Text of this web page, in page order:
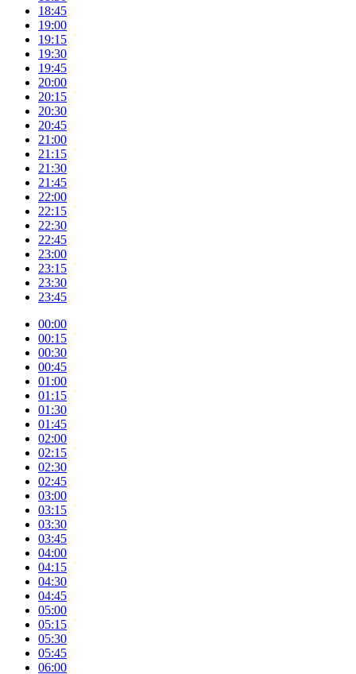
18:45
19:00
19:15
19:30
19:45
20:00
20:15
20:30
20:45
21:00
21:15
21:30
21:45
22:00
22:15
22:30
22:45
23:00
23:15
23:30
23:45
00:00
00:15
00:30
00:45
01:00
01:15
01:30
01:45
02:00
02:15
02:30
02:45
03:00
03:15
03:30
03:45
04:00
04:15
04:30
04:45
05:00
05:15
05:30
05:45
06:00